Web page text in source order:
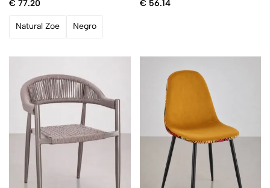
€ 77.20
Natural Zoe Negro
€ 56.14